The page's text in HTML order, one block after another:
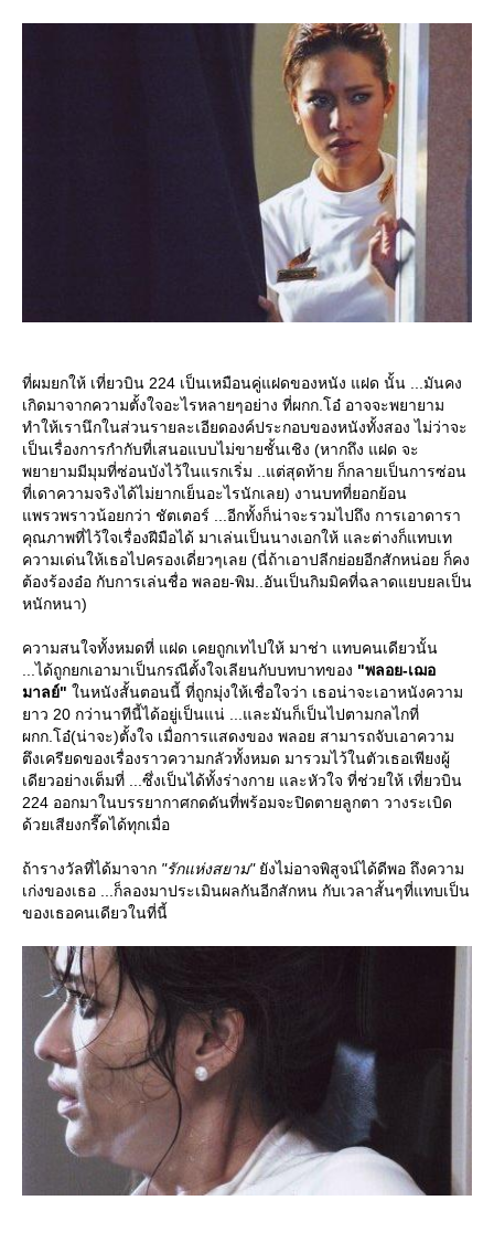
ที่ผมยกให้ เที่ยวบิน 224 เป็นเหมือนคู่แฝดของหนัง แฝด นั้น ...มันคง
เกิดมาจากความตั้งใจอะไรหลายๆอย่าง ที่ผกก.โอ๋ อาจจะพยายาม
ทำให้เรานึกในส่วนรายละเอียดองค์ประกอบของหนังทั้งสอง ไม่ว่าจะ
เป็นเรื่องการกำกับที่เสนอแบบไม่ขายชั้นเชิง (หากถึง แฝด จะ
พยายามมีมุมที่ซ่อนบังไว้ในแรกเริ่ม ..แต่สุดท้าย ก็กลายเป็นการซ่อน
ที่เดาความจริงได้ไม่ยากเย็นอะไรนักเลย) งานบทที่ยอกย้อน
พรวพราวน้อยกว่า ชัตเตอร์ ...อีกทั้งก็น่าจะรวมไปถึง การเอาดารา
คุณภาพที่ไว้ใจเรื่องฝีมือได้ มาเล่นเป็นนางเอกให้ และต่างก็แทบเท
ความเด่นให้เธอไปครองเดี่ยวๆเลย (นี่ถ้าเอาปลีกย่อยอีกสักหน่อย ก็คง
ต้องร้องอ๋อ กับการเล่นชื่อ พลอย-พิม..อันเป็นกิมมิคที่ฉลาดแยบยลเป็น
หนักหนา)
ความสนใจทั้งหมดที่ แฝด เคยถูกเทไปให้ มาช่า แทบคนเดียวนั้น
...ได้ถูกยกเอามาเป็นกรณีตั้งใจเลียนกับบทบาทของ "พลอย-เฌอ
มาลย์" นหนังสั้นตอนนี้ ที่ถูกมุ่งให้เชื่อใจว่า เธอน่าจะเอาหนังความ
าว 20 กว่านาทีนี้ได้อยู่เป็นแน่ ...และมันก็เป็นไปตามกลไกที่
ผกก.โอ๋(น่าจะ)ตั้งใจ เมื่อการแสดงของ พลอย สามารถจับเอาความ
ตึงเครียดของเรื่องราวความกลัวทั้งหมด มารวมไว้ในตัวเธอเพียงผู้
เดียวอย่างเต็มที่ ...ซึ่งเป็นได้ทั้งร่างกาย และหัวใจ ที่ช่วยให้ เที่ยวบิน
224 ออกมาในบรรยากาศกดดันที่พร้อมจะปิดตายลูกตา วางระเบิด
ด้วยเสียงกรี๊ดได้ทุกเมื่อ
ถ้ารางวัลที่ได้มาจาก "รักแห่งสยาม"ังไม่อาจพิสูจน์ได้ดีพอ ถึงความ
เก่งของเธอ ...ก็ลองมาประเมินผลกันอีกสักหน กับเวลาสั้นๆที่แทบเป็น
ของเธอคนเดียวในที่นี้